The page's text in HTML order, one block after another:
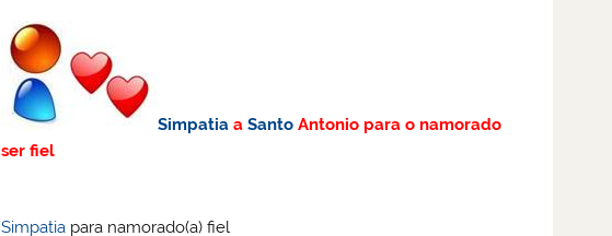
Simpatiaa SantoAntonio para o namorado
ser fiel
Simpatiapara namorado(a) fiel